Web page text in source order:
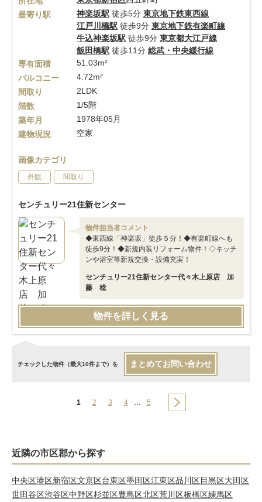
最寄り駅
神楽坂駅 徒歩5分 東京地下鉄東西線
江戸川橋駅 徒歩9分 東京地下鉄有楽町線
牛込神楽坂駅 徒歩9分 東京都大江戸線
飯田橋駅 徒歩11分 総武・中央緩行線
専有面積
51.03m²
バルコニー
4.72m²
間取り
2LDK
階数
1/5階
築年月
1978年05月
建物現況
空家
画像カテゴリ
外観 間取り
センチュリー21住新センター
物件担当者コメント
◆東西線「神楽坂」徒歩５分！◆有楽町線へも
徒歩9分！◆新規内装リフォーム物件！◇キッチ
ンや浴室等新規交換・設備充実！
センチュリー21住新センター代々木上原店 加
藤 稔
物件を詳しく見る
チェックした物件（最大10件まで）を まとめてお問い合わせ
1 2 3 4 … 5
近隣の市区郡から探す
中央区港区新宿区文京区台東区墨田区江東区品川区目黒区大田区
世田谷区渋谷区中野区杉並区豊島区北区荒川区板橋区練馬区